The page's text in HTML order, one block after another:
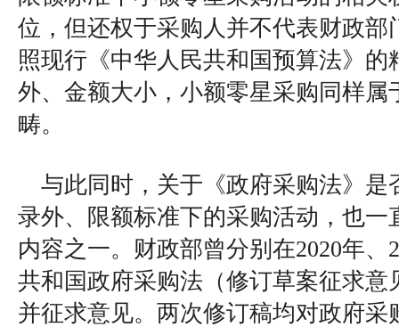
位，但还权于采购人并不代表财政部
照现行《中华人民共和国预算法》的
外、金额大小，小额零星采购同样属
畴。
与此同时，关于《政府采购法》是
录外、限额标准下的采购活动，也一
内容之一。财政部曾分别在2020年、
共和国政府采购法（修订草案征求意
并征求意见。两次修订稿均对政府采